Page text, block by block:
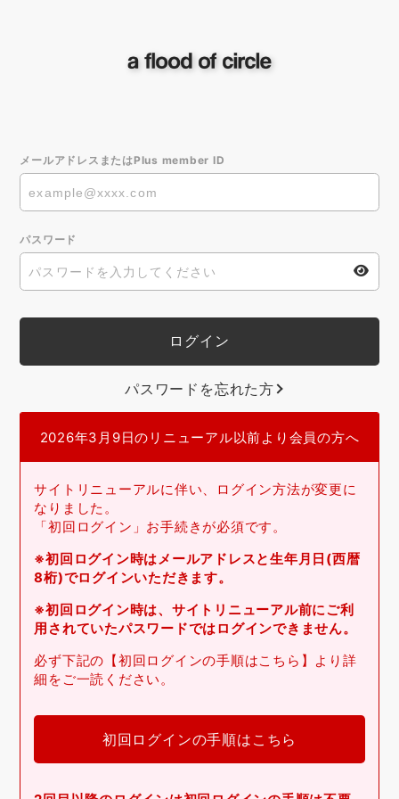
メールアドレスまたはPlus member ID
パスワード
パスワードを忘れた方
2026年3月9日のリニューアル以前より会員の方へ
サイトリニューアルに伴い、ログイン方法が変更に
なりました。
「初回ログイン」お手続きが必須です。
※初回ログイン時はメールアドレスと生年月日(西暦
8桁)でログインいただきます。
※初回ログイン時は、サイトリニューアル前にご利
用されていたパスワードではログインできません。
必ず下記の【初回ログインの手順はこちら】より詳
細をご一読ください。
初回ログインの手順はこちら